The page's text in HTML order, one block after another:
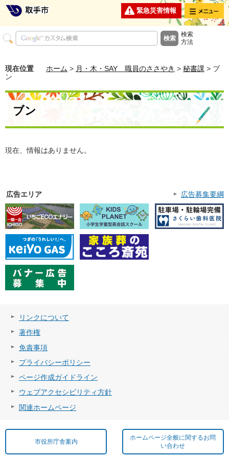
緊急災害情報 メニュー
検索
方法
現在位置 ホーム > 月・木・SAY 職員のささやき > 秘書課 > ブ
ン
ブン
現在、情報はありません。
広告エリア 広告募集要綱
リンクについて
著作権
免責事項
プライバシーポリシー
ページ作成ガイドライン
ウェブアクセシビリティ方針
関連ホームページ
市役所庁舎案内
ホームページ全般に関するお問
い合わせ